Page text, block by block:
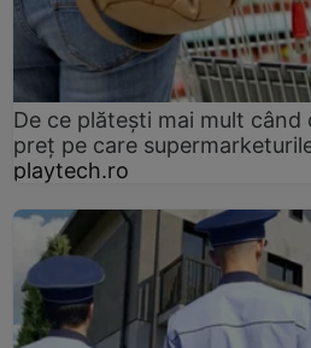
De ce plătești mai mult
preț pe care
playtech.ro